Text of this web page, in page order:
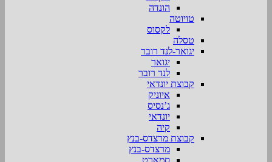
הונדה
טויוטה
לקסוס
טסלה
יגואר-לנד רובר
יגואר
לנד רובר
קבוצת יונדאי
איוניק
ג’נסיס
יונדאי
קיה
קבוצת מרצדס-בנץ
מרצדס-בנץ
סמארט